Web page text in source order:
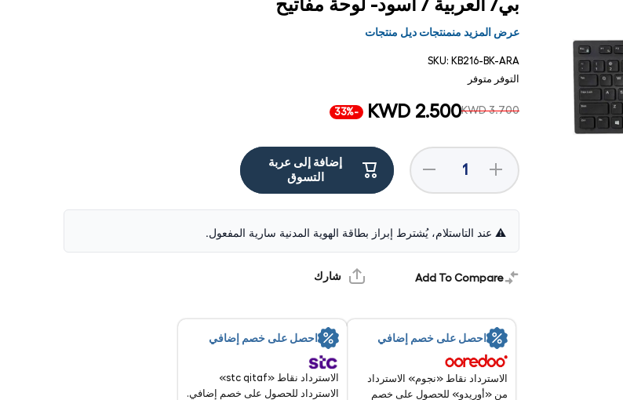
بي/ العربية / أسود- لوحة مفاتيح
عرض المزيد منمنتجات ديل منتجات
SKU: KB216-BK-ARA
التوفر
متوفر
KWD 3.700
KWD 2.500
-33%
Decrease
quantity
for Dell
Keyboard -
Wired /
Black -
Keyboard
Increase
quantity
for Dell
Keyboard -
Wired /
Black -
Keyboard
إضافة إلى عربة
التسوق
⚠️ عند التاستلام، يُشترط إبراز بطاقة الهوية المدنية سارية المفعول.
Add To Compare شارك
احصل على خصم إضافي
الاسترداد نقاط «نجوم» الاسترداد
من «أوريدو» للحصول على خصم
احصل على خصم إضافي
الاسترداد نقاط «stc qitaf»
الاسترداد للحصول على خصم إضافي.